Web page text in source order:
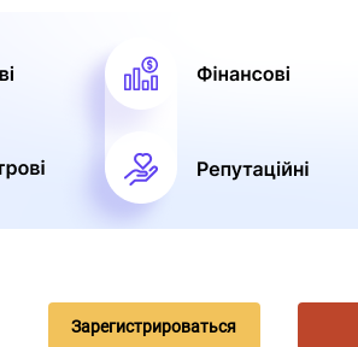
Зарегистрироваться